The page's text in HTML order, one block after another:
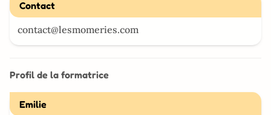
Contact
contact@lesmomeries.com
Profil de la formatrice
Emilie